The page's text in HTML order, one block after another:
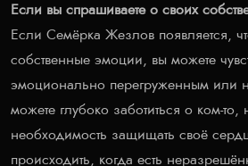
Если вы спрашиваете о своих
Если Семёрка Жезлов появляется,
собственные эмоции, вы можете
эмоционально перегруженным или
можете глубоко заботиться о ком-
необходимость защищать своё
происходить, когда есть